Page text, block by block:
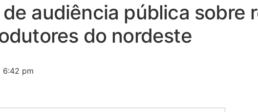
audiência pública sobre
do nordeste
6:42 pm